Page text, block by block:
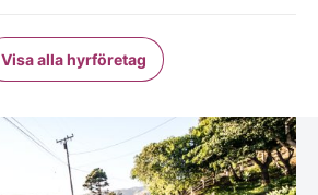
Visa alla hyrföretag